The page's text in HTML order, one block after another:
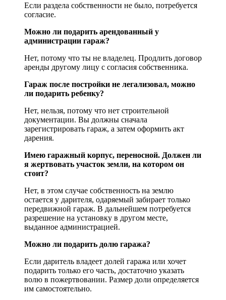
Если раздела собственности не было, потребуется
согласие.
Можно ли подарить арендованный у
администрации гараж?
Нет, потому что ты не владелец. Продлить договор
аренды другому лицу с согласия собственника.
Гараж после постройки не легализовал, можно
ли подарить ребенку?
Нет, нельзя, потому что нет строительной
документации. Вы должны сначала
зарегистрировать гараж, а затем оформить акт
дарения.
Имею гаражный корпус, переносной. Должен ли
я жертвовать участок земли, на котором он
стоит?
Нет, в этом случае собственность на землю
остается у дарителя, одаряемый забирает только
передвижной гараж. В дальнейшем потребуется
разрешение на установку в другом месте,
выданное администрацией.
Можно ли подарить долю гаража?
Если даритель владеет долей гаража или хочет
подарить только его часть, достаточно указать
волю в пожертвовании. Размер доли определяется
им самостоятельно.